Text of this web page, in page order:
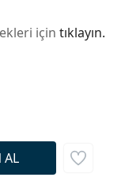
için tıklayın.